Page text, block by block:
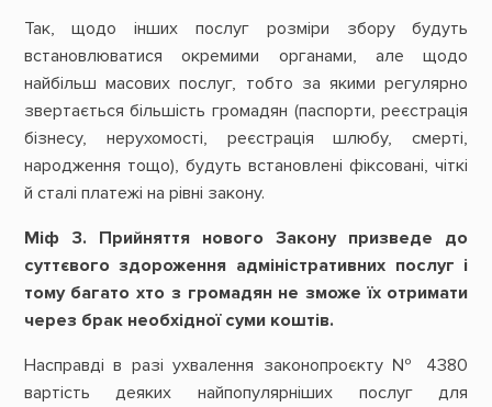
Так, щодо інших послуг розміри збору будуть
встановлюватися окремими органами, але щодо
найбільш масових послуг, тобто за якими регулярно
звертається більшість громадян (паспорти, реєстрація
бізнесу, нерухомості, реєстрація шлюбу, смерті,
народження тощо), будуть встановлені фіксовані, чіткі
й сталі платежі на рівні закону.
Міф 3. Прийняття нового Закону призведе до
суттєвого здороження адміністративних послуг і
тому багато хто з громадян не зможе їх отримати
через брак необхідної суми коштів.
Насправді в разі ухвалення законопроєкту № 4380
вартість деяких найпопулярніших послуг для